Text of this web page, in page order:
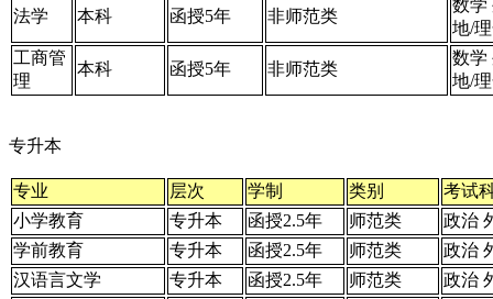
法学 本科 函授5年 非师范类
数学
地/
工商管
理
本科 函授5年 非师范类
数学
地/
专升本
专业 层次 学制 类别
考试
小学教育
专升本 函授2.5年 师范类
政治
学前教育
专升本 函授2.5年 师范类
政治
汉语言文学
专升本 函授2.5年 师范类
政治